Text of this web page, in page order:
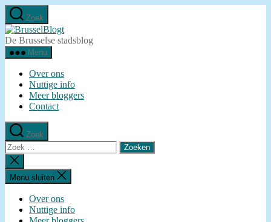
Ga
naar
de
inhoud
Zoek
BrusselBlogt
De Brusselse stadsblog
Menu
Over ons
Nuttige info
Meer bloggers
Contact
Zoek
Zoeken
naar:
Zoeken
sluiten
Menu sluiten
Over ons
Nuttige info